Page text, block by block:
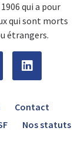
qui a pour
qui sont morts
étrangers.
Contact
Nos statuts